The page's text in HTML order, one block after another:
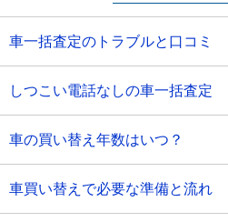
車一括査定のトラブルと口コミ
しつこい電話なしの車一括査定
車の買い替え年数はいつ？
車買い替えで必要な準備と流れ